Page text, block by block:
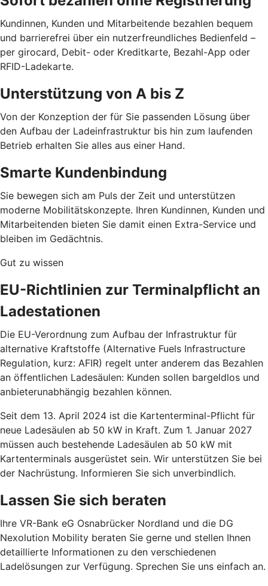
Kundinnen, Kunden und Mitarbeitende bezahlen bequem
und barrierefrei über ein nutzerfreundliches Bedienfeld –
per girocard, Debit- oder Kreditkarte, Bezahl-App oder
RFID-Ladekarte.
Unterstützung von A bis Z
Von der Konzeption der für Sie passenden Lösung über
den Aufbau der Ladeinfrastruktur bis hin zum laufenden
Betrieb erhalten Sie alles aus einer Hand.
Smarte Kundenbindung
Sie bewegen sich am Puls der Zeit und unterstützen
moderne Mobilitätskonzepte. Ihren Kundinnen, Kunden und
Mitarbeitenden bieten Sie damit einen Extra-Service und
bleiben im Gedächtnis.
Gut zu wissen
EU-Richtlinien zur Terminalpflicht an
Ladestationen
Die EU-Verordnung zum Aufbau der Infrastruktur für
alternative Kraftstoffe (Alternative Fuels Infrastructure
Regulation, kurz: AFIR) regelt unter anderem das Bezahlen
an öffentlichen Ladesäulen: Kunden sollen bargeldlos und
anbieterunabhängig bezahlen können.
Seit dem 13. April 2024 ist die Kartenterminal-Pflicht für
neue Ladesäulen ab 50 kW in Kraft. Zum 1. Januar 2027
müssen auch bestehende Ladesäulen ab 50 kW mit
Kartenterminals ausgerüstet sein. Wir unterstützen Sie bei
der Nachrüstung. Informieren Sie sich unverbindlich.
Lassen Sie sich beraten
Ihre VR-Bank eG Osnabrücker Nordland und die DG
Nexolution Mobility beraten Sie gerne und stellen Ihnen
detaillierte Informationen zu den verschiedenen
Ladelösungen zur Verfügung. Sprechen Sie uns einfach an.